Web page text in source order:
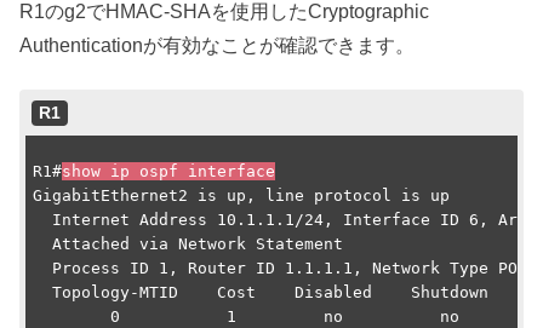
R1のg2でHMAC-SHAを使用したCryptographic
Authenticationが有効なことが確認できます。
R1
R1#show ip ospf interface
GigabitEthernet2 is up, line protocol is up
Internet Address 10.1.1.1/24, Interface ID 6, Area
  Attached via Network Statement
Process ID 1, Router ID 1.1.1.1, Network Type
Topology-MTID    Cost    Disabled    Shutdown
0           1         no          no